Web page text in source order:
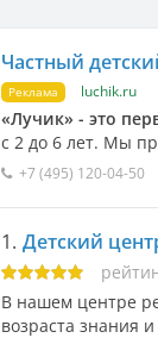
Частный
Реклама luchik.ru
«Лучик» - это
с 2 до 6 лет. Мы
+7 (495) 120-04-50
1. Детский
В нашем центре
возраста знания